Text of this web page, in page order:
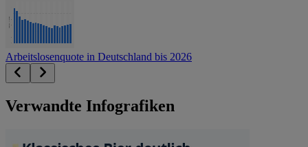
Arbeitslosenquote in Deutschland bis 2026
Verwandte Infografiken